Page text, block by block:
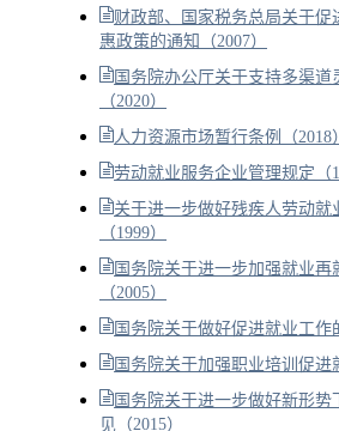
财政部、国家税务总局关于促
惠政策的通知（2007）
国务院办公厅关于支持多渠道
（2020）
人力资源市场暂行条例（2018）
劳动就业服务企业管理规定（
关于进一步做好残疾人劳动就
（1999）
国务院关于进一步加强就业再
（2005）
国务院关于做好促进就业工作
国务院关于加强职业培训促进
国务院关于进一步做好新形势
见（2015）